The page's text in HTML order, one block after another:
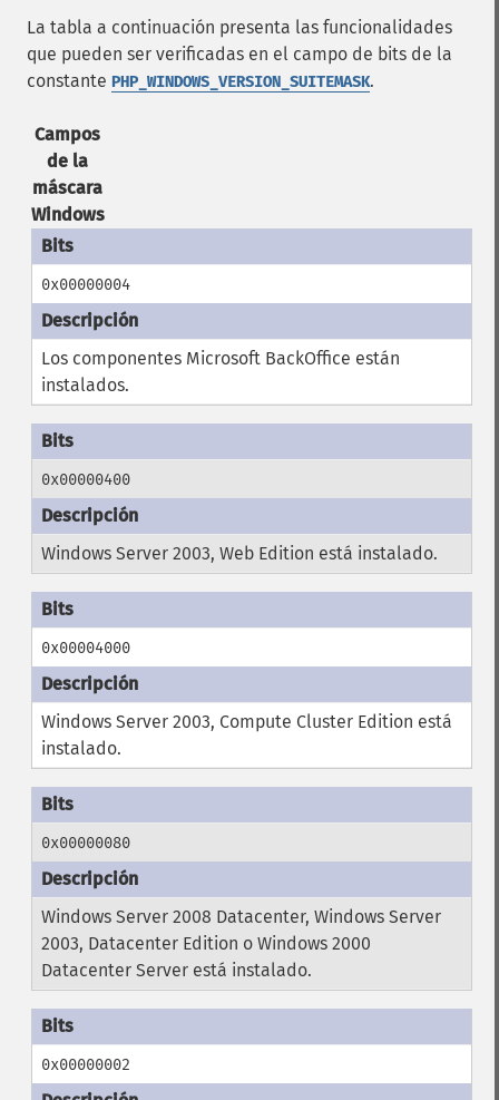
La tabla a continuación presenta las funcionalidades
que pueden ser verificadas en el campo de bits de la
constante PHP_WINDOWS_VERSION_SUITEMASK.
Campos
de la
máscara
Windows
0x00000004
Los componentes Microsoft BackOffice están
instalados.
0x00000400
Windows Server 2003, Web Edition está instalado.
0x00004000
Windows Server 2003, Compute Cluster Edition está
instalado.
0x00000080
Windows Server 2008 Datacenter, Windows Server
2003, Datacenter Edition o Windows 2000
Datacenter Server está instalado.
0x00000002